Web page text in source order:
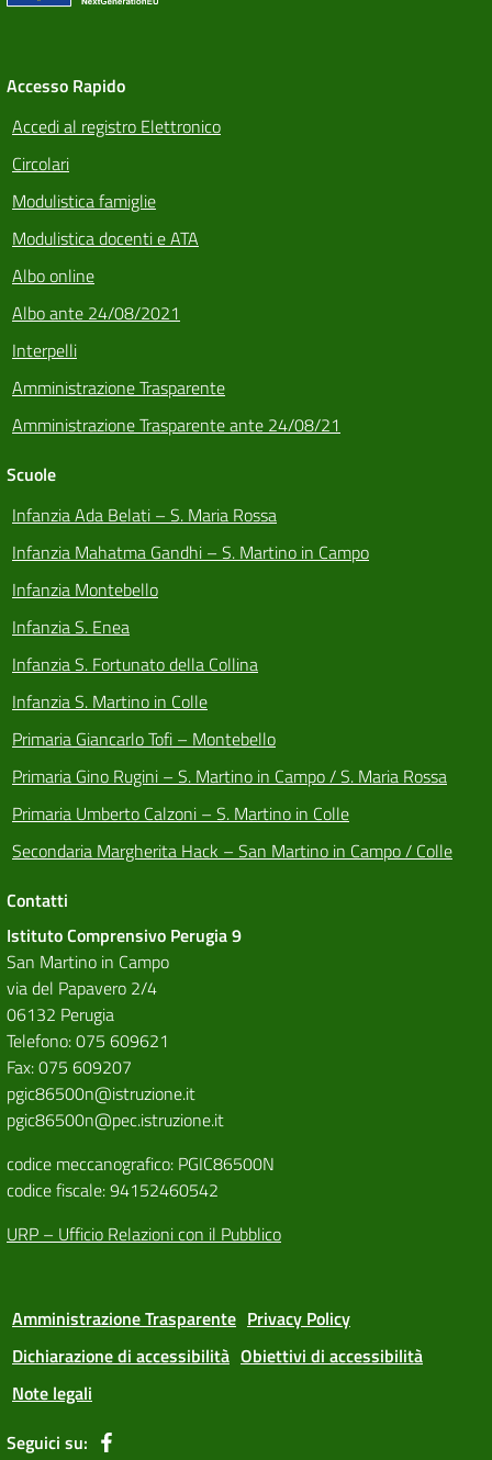
Accesso Rapido
Accedi al registro Elettronico
Circolari
Modulistica famiglie
Modulistica docenti e ATA
Albo online
Albo ante 24/08/2021
Interpelli
Amministrazione Trasparente
Amministrazione Trasparente ante 24/08/21
Scuole
Infanzia Ada Belati – S. Maria Rossa
Infanzia Mahatma Gandhi – S. Martino in Campo
Infanzia Montebello
Infanzia S. Enea
Infanzia S. Fortunato della Collina
Infanzia S. Martino in Colle
Primaria Giancarlo Tofi – Montebello
Primaria Gino Rugini – S. Martino in Campo / S. Maria Rossa
Primaria Umberto Calzoni – S. Martino in Colle
Secondaria Margherita Hack – San Martino in Campo / Colle
Contatti
Istituto Comprensivo Perugia 9
San Martino in Campo
via del Papavero 2/4
06132 Perugia
Telefono: 075 609621
Fax: 075 609207
pgic86500n@istruzione.it
pgic86500n@pec.istruzione.it
codice meccanografico: PGIC86500N
codice fiscale: 94152460542
URP – Ufficio Relazioni con il Pubblico
Amministrazione Trasparente Privacy Policy
Dichiarazione di accessibilità Obiettivi di accessibilità
Note legali
Seguici su: